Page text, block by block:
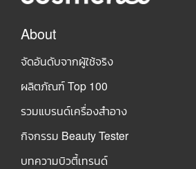
About
จัดอันดับจากผู้ใช้จริง
ผลิตภัณฑ์ Top 100
รวมแบรนด์เครื่องสำอาง
กิจกรรม Beauty Tester
บทความบิวตี้เทรนด์